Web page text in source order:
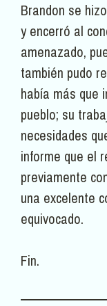
Brandon se
y encerró al
amenazado,
también pudo
había más que
pueblo; su
necesidades
informe que el
previamente
una excelente
equivocado.
Fin.